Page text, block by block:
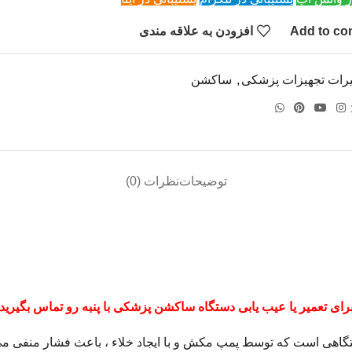
Add to افزودن به علاقه مندی
تجهیزات پزشکی , ساکشن
توضیحاتنظرات (0)
تعمیر یا عیب یابی دستگاه ساکشن پزشکی با پنبه رو تماس
است که توسط پمپ مکش و با ایجاد خلاء ، باعث فشار